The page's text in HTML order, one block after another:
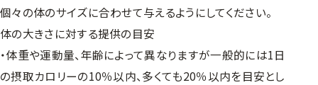
個々の体のサイズに合わせて与えるようにしてください。
体の大きさに対する提供の目安
・体重や運動量、年齢によって異なりますが一般的には1日
の摂取カロリーの10％以内、多くても20％以内を目安とし